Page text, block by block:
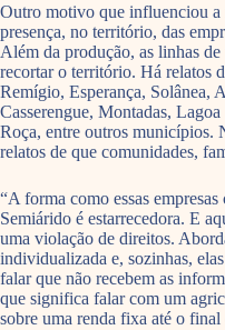
Outro motivo que influenciou a
presença, no território, das
Além da produção, as linhas
recortar o território. Há relatos
Remígio, Esperança, Solânea,
Casserengue, Montadas,
Roça, entre outros municípios.
relatos de que comunidades,
“A forma como essas
Semiárido é estarrecedora. E
uma violação de direitos.
individualizada e, sozinhas,
falar que não recebem as
que significa falar com um
sobre uma renda fixa até o final